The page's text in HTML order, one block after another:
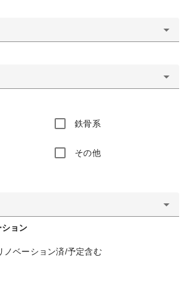
鉄骨系
その他
ション
ノベーション済/予定含む